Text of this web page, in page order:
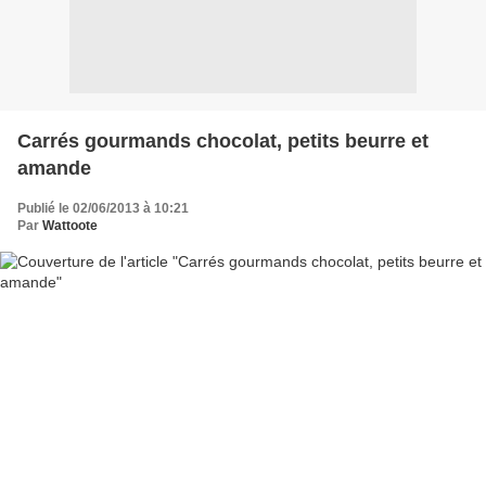
Carrés gourmands chocolat, petits beurre et
amande
Publié le 02/06/2013 à 10:21
Par Wattoote